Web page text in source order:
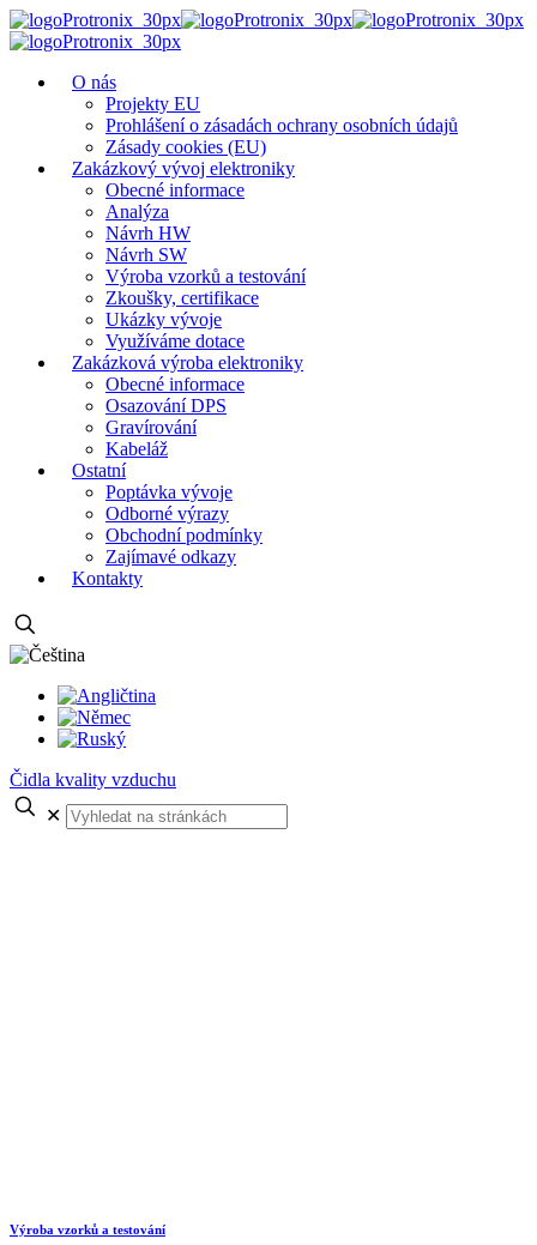
O nás
Projekty EU
Prohlášení o zásadách ochrany osobních údajů
Zásady cookies (EU)
Zakázkový vývoj elektroniky
Obecné informace
Analýza
Návrh HW
Návrh SW
Výroba vzorků a testování
Zkoušky, certifikace
Ukázky vývoje
Využíváme dotace
Zakázková výroba elektroniky
Obecné informace
Osazování DPS
Gravírování
Kabeláž
Ostatní
Poptávka vývoje
Odborné výrazy
Obchodní podmínky
Zajímavé odkazy
Kontakty
Čidla kvality vzduchu
✕
Výroba vzorků a testování